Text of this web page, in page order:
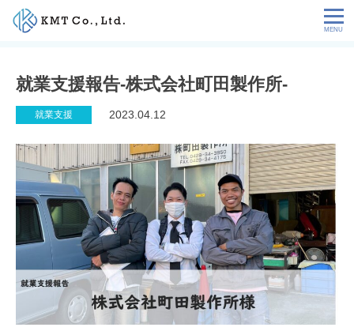
Skip
NEWS
サービス
お客様の声
特定技能コラム
採用情報
就業支援報告-株式会社町田製作所-
就業支援 2023.04.12